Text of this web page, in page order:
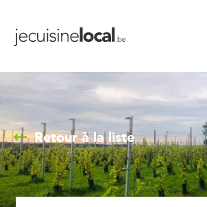
Retour à la liste